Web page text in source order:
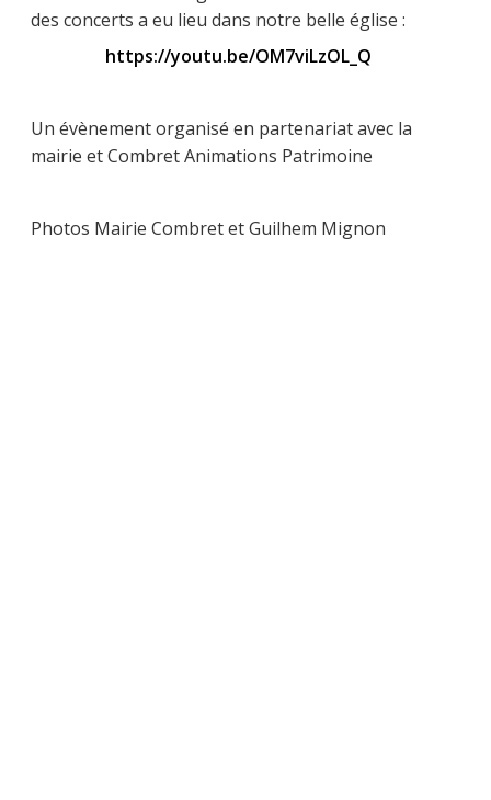
des concerts a eu lieu dans notre belle église :
https://youtu.be/OM7viLzOL_Q
Un évènement organisé en partenariat avec la
mairie et Combret Animations Patrimoine
Photos Mairie Combret et Guilhem Mignon